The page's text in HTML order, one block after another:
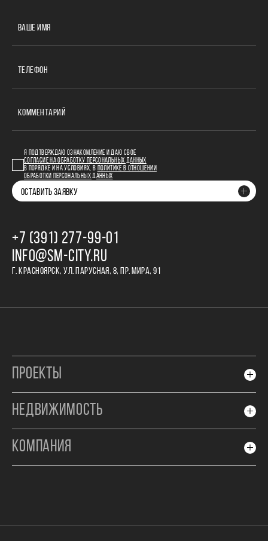
ВАШЕ ИМЯ
ТЕЛЕФОН
КОММЕНТАРИЙ
Я ПОДТВЕРЖДАЮ ОЗНАКОМЛЕНИЕ И ДАЮ СВОЕ
СОГЛАСИЕ НА ОБРАБОТКУ ПЕРСОНАЛЬНЫХ ДАННЫХ
В ПОРЯДКЕ И НА УСЛОВИЯХ, В
ПОЛИТИКЕ В ОТНОШЕНИИ
ОБРАБОТКИ ПЕРСОНАЛЬНЫХ ДАННЫХ
ОСТАВИТЬ ЗАЯВКУ
+7 (391) 277‒99‒01
INFO@SM-CITY.RU
Г. КРАСНОЯРСК, УЛ. ПАРУСНАЯ, 8, ПР. МИРА, 91
ПРОЕКТЫ
НЕДВИЖИМОСТЬ
КОМПАНИЯ